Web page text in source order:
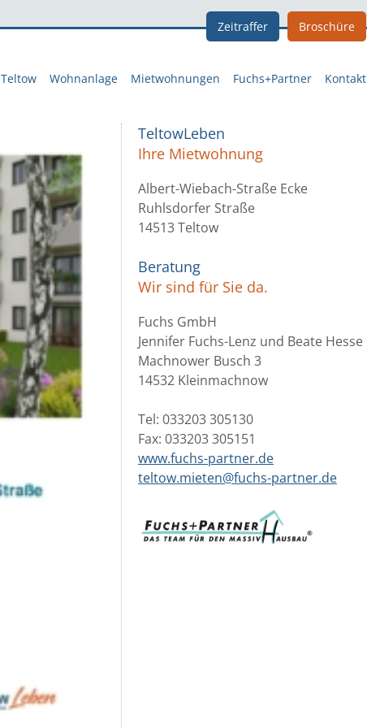
Teltow Wohnanlage Mietwohnungen Fuchs+Partner Kontakt
Zeitraffer Broschüre
TeltowLeben
Ihre Mietwohnung
Albert-Wiebach-Straße Ecke
Ruhlsdorfer Straße
14513 Teltow
Beratung
Wir sind für Sie da.
Fuchs GmbH
Jennifer Fuchs-Lenz und Beate Hesse
Machnower Busch 3
14532 Kleinmachnow
Tel: 033203 305130
Fax: 033203 305151
www.fuchs-partner.de
teltow.mieten@fuchs-partner.de